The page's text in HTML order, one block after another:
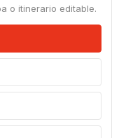
o itinerario editable.